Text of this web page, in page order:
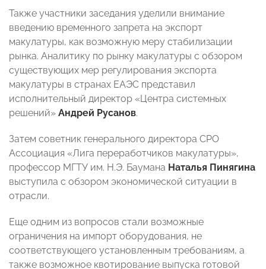
Также участники заседания уделили внимание
введению временного запрета на экспорт
макулатуры, как возможную меру стабилизации
рынка. Аналитику по рынку макулатуры с обзором
существующих мер регулирования экспорта
макулатуры в странах ЕАЭС представил
исполнительный директор «Центра системных
решений» Андрей Русанов.
Затем советник генерального директора СРО
Ассоциация «Лига переработчиков макулатуры»,
профессор МГТУ им. Н.Э. Баумана Наталья Пинягина
выступила с обзором экономической ситуации в
отрасли.
Еще одним из вопросов стали возможные
ограничения на импорт оборудования, не
соответствующего установленным требованиям, а
также возможное квотирование выпуска готовой